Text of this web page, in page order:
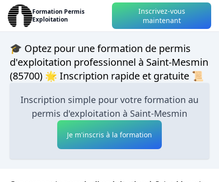
Formation Permis
Exploitation
Inscrivez-vous
maintenant
🎓 Optez pour une formation de permis
d'exploitation professionnel à Saint-Mesmin
(85700) 🌟 Inscription rapide et gratuite 📜
Inscription simple pour votre formation au
permis d'exploitation à Saint-Mesmin
Je m'inscris à la formation